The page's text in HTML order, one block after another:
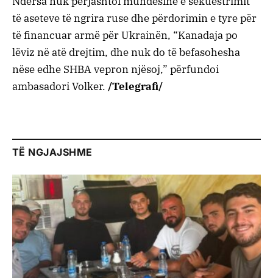
të aseteve të ngrira ruse dhe përdorimin e tyre për
të financuar armë për Ukrainën, “Kanadaja po
lëviz në atë drejtim, dhe nuk do të befasohesha
nëse edhe SHBA vepron njësoj,” përfundoi
ambasadori Volker. /Telegrafi/
TË NGJAJSHME